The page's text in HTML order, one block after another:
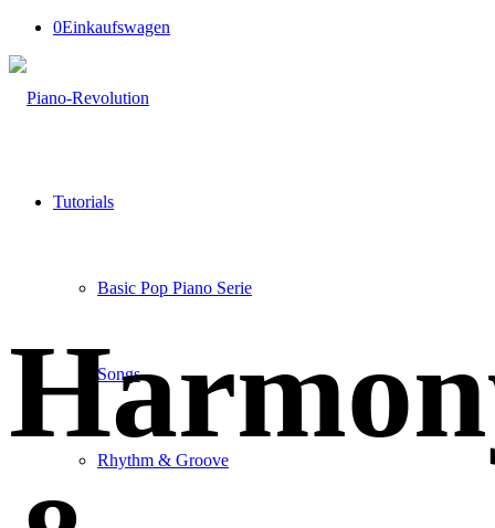
0Einkaufswagen
Tutorials
Basic Pop Piano Serie
Songs
Rhythm & Groove